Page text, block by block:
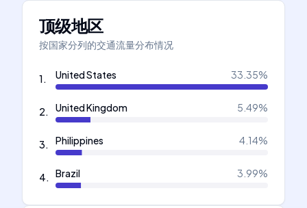
顶级地区
按国家分列的交通流量分布情况
1. United States 33.35%
2. United Kingdom 5.49%
3. Philippines 4.14%
4. Brazil 3.99%